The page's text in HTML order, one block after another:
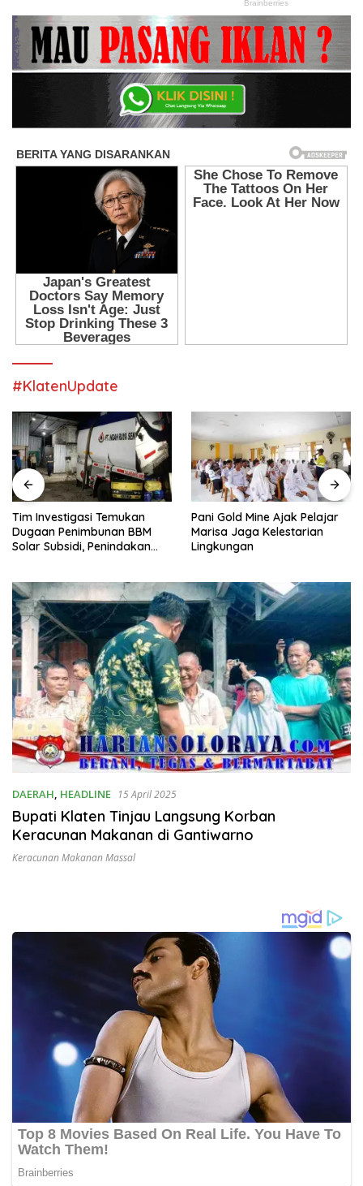
#KlatenUpdate
Pani Gold Mine Ajak Pelajar
Marisa Jaga Kelestarian
Lingkungan
H. Muhammad Faizal :
Pembinaan Politik Penting
untuk Menciptakan Kompetisi
DAERAH, HEADLINE 15 April 2025
Bupati Klaten Tinjau Langsung Korban
Keracunan Makanan di Gantiwarno
Keracunan Makanan Massal